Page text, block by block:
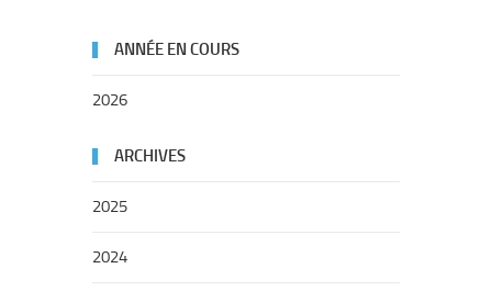
ANNÉE EN COURS
2026
ARCHIVES
2025
2024